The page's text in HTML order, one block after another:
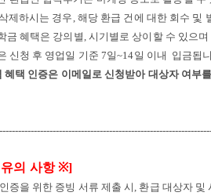
제하시는 경우, 해당 환급 건에 대한 회수 및
금 혜택은 강의별, 시기별로 상이할 수 있으
신청 후 영업일 기준 7일~14일 이내 입금됩
혜택 인증은 이메일로 신청받아 대상자 여부
의 사항※]
증을 위한 증빙 서류 제출 시, 환급 대상자 및